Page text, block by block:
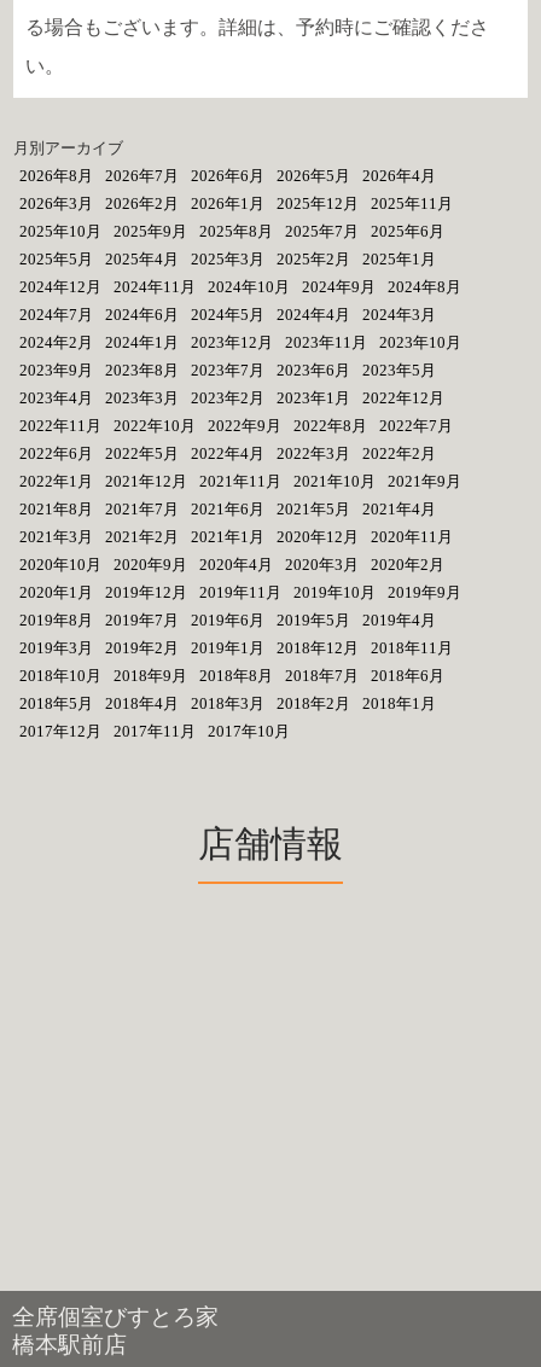
る場合もございます。詳細は、予約時にご確認くださ
い。
月別アーカイブ
2026年8月
2026年7月 2026年6月 2026年5月
2026年4月
2026年3月
2026年2月 2026年1月 2025年12月
2025年11月
2025年10月
2025年9月 2025年8月 2025年7月
2025年6月
2025年5月
2025年4月 2025年3月 2025年2月
2025年1月
2024年12月
2024年11月 2024年10月 2024年9月
2024年8月
2024年7月
2024年6月 2024年5月 2024年4月
2024年3月
2024年2月
2024年1月 2023年12月 2023年11月
2023年10月
2023年9月
2023年8月 2023年7月 2023年6月
2023年5月
2023年4月
2023年3月 2023年2月 2023年1月
2022年12月
2022年11月
2022年10月 2022年9月 2022年8月
2022年7月
2022年6月
2022年5月 2022年4月 2022年3月
2022年2月
2022年1月
2021年12月 2021年11月 2021年10月
2021年9月
2021年8月
2021年7月 2021年6月 2021年5月
2021年4月
2021年3月
2021年2月 2021年1月 2020年12月
2020年11月
2020年10月
2020年9月 2020年4月 2020年3月
2020年2月
2020年1月
2019年12月 2019年11月 2019年10月
2019年9月
2019年8月
2019年7月 2019年6月 2019年5月
2019年4月
2019年3月
2019年2月 2019年1月 2018年12月
2018年11月
2018年10月
2018年9月 2018年8月 2018年7月
2018年6月
2018年5月
2018年4月 2018年3月 2018年2月
2018年1月
2017年12月
2017年11月 2017年10月
店舗情報
全席個室びすとろ家
橋本駅前店